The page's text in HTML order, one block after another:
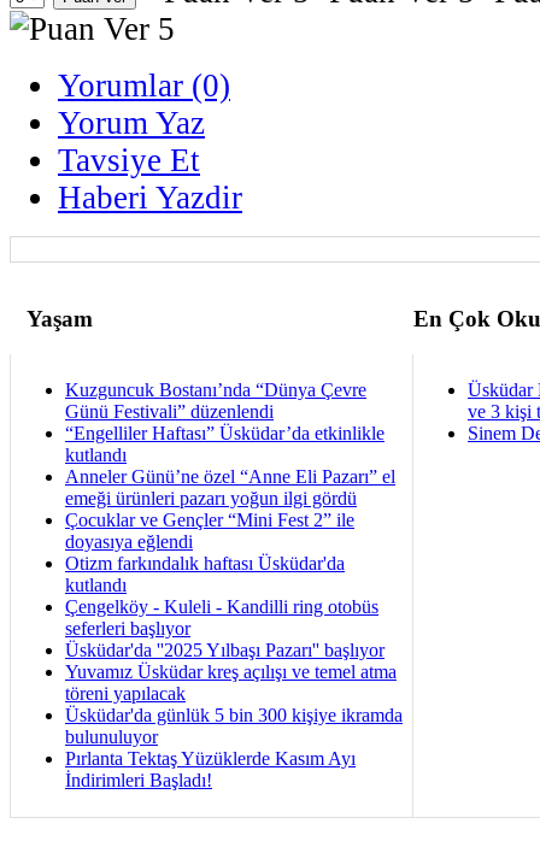
Yorumlar (0)
Yorum Yaz
Tavsiye Et
Haberi Yazdir
Yaşam En Çok
Kuzguncuk Bostanı’nda “Dünya Çevre
Günü Festivali” düzenlendi
“Engelliler Haftası” Üsküdar’da etkinlikle
kutlandı
Anneler Günü’ne özel “Anne Eli Pazarı” el
emeği ürünleri pazarı yoğun ilgi gördü
Çocuklar ve Gençler “Mini Fest 2” ile
doyasıya eğlendi
Otizm farkındalık haftası Üsküdar'da
kutlandı
Çengelköy - Kuleli - Kandilli ring otobüs
seferleri başlıyor
Üsküdar'da ''2025 Yılbaşı Pazarı'' başlıyor
Yuvamız Üsküdar kreş açılışı ve temel atma
töreni yapılacak
Üsküdar'da günlük 5 bin 300 kişiye ikramda
bulunuluyor
Pırlanta Tektaş Yüzüklerde Kasım Ayı
İndirimleri Başladı!
Üsküdar
ve 3 kişi
Sinem